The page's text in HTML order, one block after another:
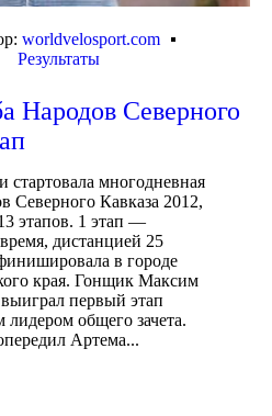
worldvelosport.com
Результаты
Народов Северного
многодневная
Северного Кавказа 2012,
этапов. 1 этап —
дистанцией 25
в городе
края. Гонщик Максим
первый этап
общего зачета.
Артема...